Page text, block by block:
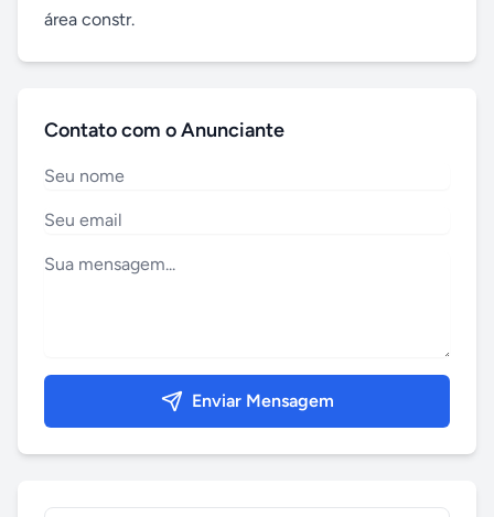
área constr.
Contato com o Anunciante
Enviar Mensagem